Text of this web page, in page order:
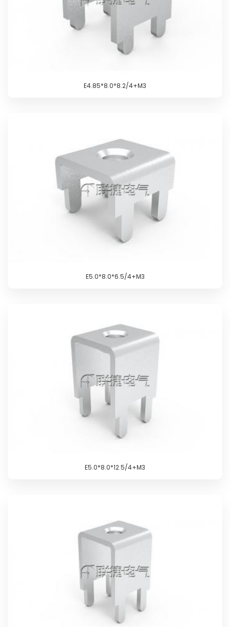
E4.85*8.0*8.2/4+M3
E5.0*8.0*6.5/4+M3
E5.0*8.0*12.5/4+M3